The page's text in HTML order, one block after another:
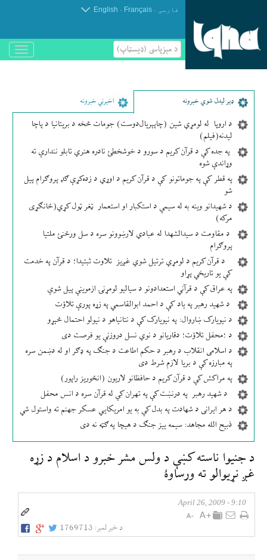
فارسی .
Français
.
English
د مېزپاسى (ډیسټاپ)
باز
و
ډير لیدل شوي خبرونه اخیرني خبرونه
د اروپا له لومړي شین (چاپېریال‌دوست) جومات څخه د بریتانیا د پاچا
لیدنه(فیلم)
په جده کې د قرآن کریم د سورو د خوشخطئ نادره هنري تابلو نندارې ته
وړاندې شوه
په قطر کې په جوماتونو کې د قرآن کریم د اوړي د زده‌کړې ګډ پروګرام پیل
شو
د شهیدانو وینه به له سیمې د استکبار او استعمار ټغر ټول کړي(ځانګړی
مرکه)
د مقاومت د سیدالشهدا له عبادي لارښوونو سره د سل ورځنئ ملتیا
پروګرام
د قرآن کریم د لومړي ترتیل شوي غږیز تلاوت ثبتیدا؛ د قرآن په خدمت
کې یو تاریخي پړاو
په عراق کې د قرآني استعدادونو د سیالیو لومړنۍ ازموینې پیل شوې
د شهید رهبر په یاد کې د احمد ابوالقاسمي په زړه پورې تلاؤت
د نیویارک ښاروال: په نیویارک کې د نتانیاهو د نیولو احتمال څېړو
د ؛محفل تلاؤت؛ دقاریانو د نوي نسل دروزنې یو فرصت دی
د اسلامی انقلاب د رهبر د حکم اطاعت د جنګ په ډګر او له دښمن سره
په مبارزه کې د بریا لازم شرط دی
په مراکش کې د قرآن کریم د حافظانو لاریون (انځوریز راپور)
د شهید رهبر په درنښت کې په تهران کې له قرآن سره د انس محفل
د هر ایرانی د شهادت په بدل کې به یو امریکایي عسکر جهنم ته واستول شي
ذبیح الله مجاهد: سیمه ییز جنګ د هیچا په ګټه نه دی
د جنيوا ناسته كښې د ولس مشر خبرو د اسلام د زړه
غږ نړيوالو ته ورساوۀ
9:10 - April 26, 2009
د خبر لمبر: 1769713